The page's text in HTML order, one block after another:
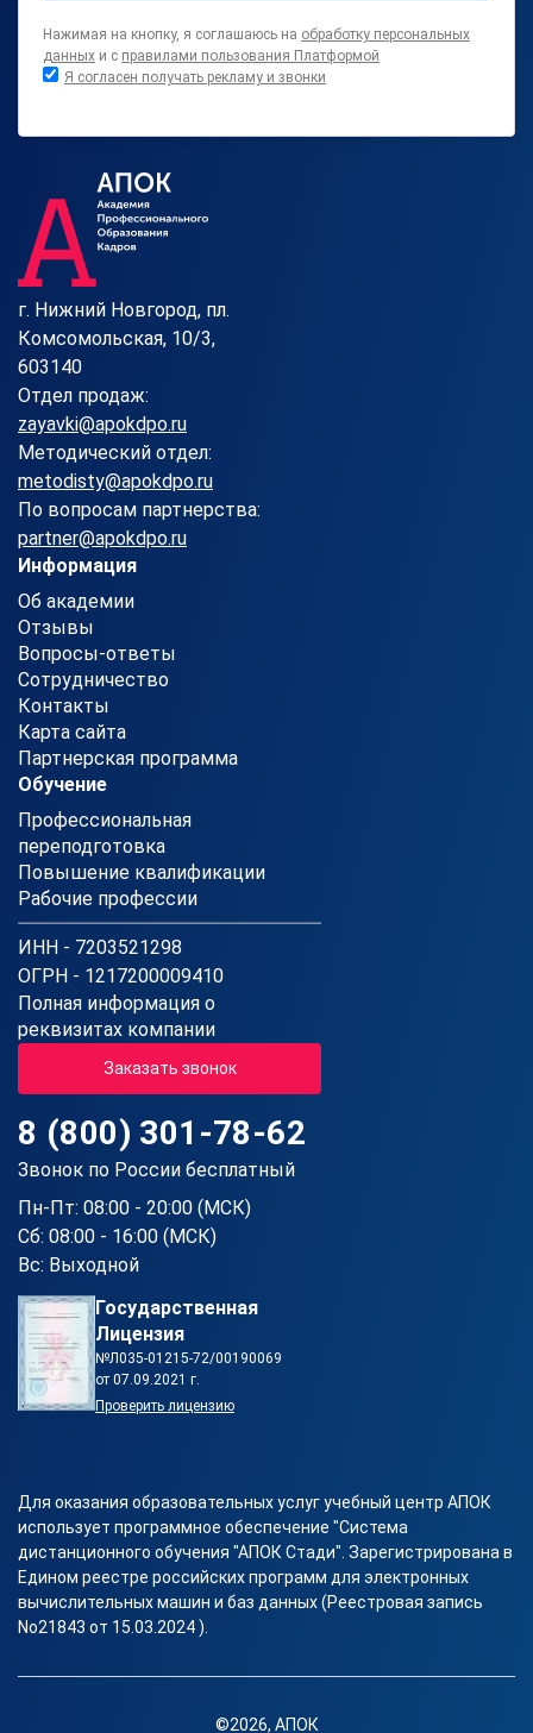
Нажимая на кнопку, я соглашаюсь на обработку персональных
данных и с правилами пользования Платформой
Я согласен получать рекламу и звонки
г. Нижний Новгород, пл.
Комсомольская, 10/3,
603140
Отдел продаж:
zayavki@apokdpo.ru
Методический отдел:
metodisty@apokdpo.ru
По вопросам партнерства:
partner@apokdpo.ru
Информация
Об академии
Отзывы
Вопросы-ответы
Сотрудничество
Контакты
Карта сайта
Партнерская программа
Обучение
Профессиональная
переподготовка
Повышение квалификации
Рабочие профессии
ИНН - 7203521298
ОГРН - 1217200009410
Полная информация о
реквизитах компании
Заказать звонок
8 (800) 301-78-62
Звонок по России бесплатный
Пн-Пт: 08:00 - 20:00 (МСК)
Сб: 08:00 - 16:00 (МСК)
Вс: Выходной
Государственная
Лицензия
№Л035-01215-72/00190069
от 07.09.2021 г.
Проверить лицензию
Для оказания образовательных услуг учебный центр АПОК
использует программное обеспечение "Система
дистанционного обучения "АПОК Стади". Зарегистрирована в
Едином реестре российских программ для электронных
вычислительных машин и баз данных (Реестровая запись
No21843 от 15.03.2024 ).
©2026, АПОК